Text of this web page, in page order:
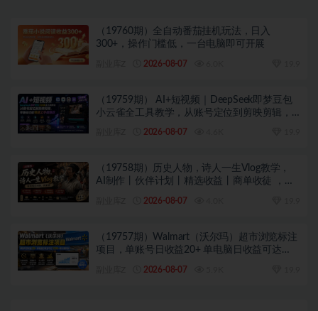
（19760期）全自动番茄挂机玩法，日入
300+，操作门槛低，一台电脑即可开展
2026-08-07
（19759期） AI+短视频｜DeepSeek即梦豆包
小云雀全工具教学，从账号定位到剪映剪辑，
2026-08-07
（19758期）历史人物，诗人一生Vlog教学，
AI制作丨伙伴计划丨精选收益丨商单收徒 ，新
2026-08-07
（19757期）Walmart（沃尔玛）超市浏览标注
项目，单账号日收益20+ 单电脑日收益可达
2026-08-07